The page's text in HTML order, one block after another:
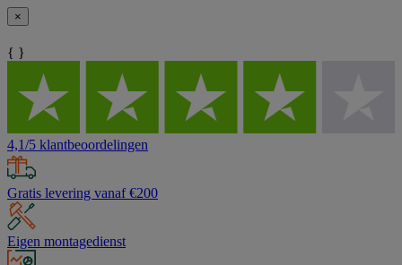
×
{ }
4,1/5 klantbeoordelingen
Gratis levering vanaf €200
Eigen montagedienst